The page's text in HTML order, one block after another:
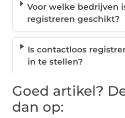
Voor welke bedrijven
registreren geschikt?
Is contactloos
in te stellen?
Goed artikel?
dan op: